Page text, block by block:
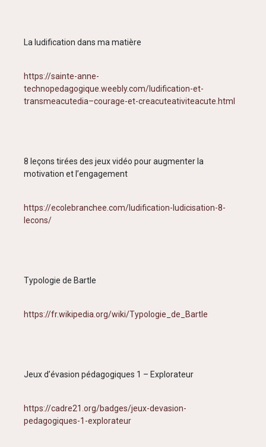
La ludification dans ma matière
https://sainte-anne-
technopedagogique.weebly.com/ludification-et-
transmeacutedia–courage-et-creacuteativiteacute.html
8 leçons tirées des jeux vidéo pour augmenter la
motivation et l’engagement
https://ecolebranchee.com/ludification-ludicisation-8-
lecons/
Typologie de Bartle
https://fr.wikipedia.org/wiki/Typologie_de_Bartle
Jeux d’évasion pédagogiques 1 – Explorateur
https://cadre21.org/badges/jeux-devasion-
pedagogiques-1-explorateur